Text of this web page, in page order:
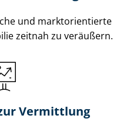
und markt­ori­en­tier­te
zeitnah zu veräußern.
Vermittlung